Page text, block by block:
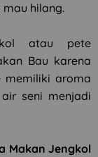
hilang.
atau pete
Bau karena
memiliki aroma
seni menjadi
Makan Jengkol